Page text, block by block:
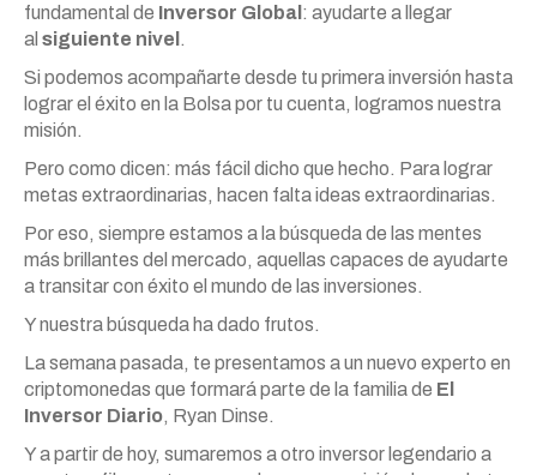
fundamental de Inversor Global : ayudarte a llegar
al siguiente nivel .
Si podemos acompañarte desde tu primera inversión hasta
lograr el éxito en la Bolsa por tu cuenta, logramos nuestra
misión.
Pero como dicen: más fácil dicho que hecho. Para lograr
metas extraordinarias, hacen falta ideas extraordinarias.
Por eso, siempre estamos a la búsqueda de las mentes
más brillantes del mercado, aquellas capaces de ayudarte
a transitar con éxito el mundo de las inversiones.
Y nuestra búsqueda ha dado frutos.
La semana pasada, te presentamos a un nuevo experto en
criptomonedas que formará parte de la familia de El
Inversor Diario, Ryan Dinse.
Y a partir de hoy, sumaremos a otro inversor legendario a